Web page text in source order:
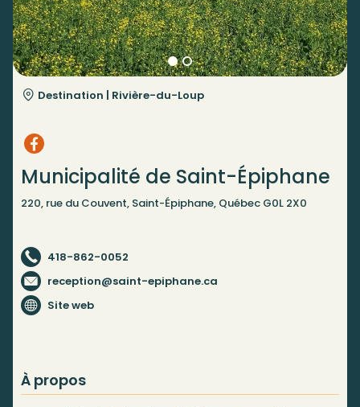
Destination | Rivière-du-Loup
Municipalité de Saint-Épiphane
220, rue du Couvent, Saint-Épiphane, Québec G0L 2X0
418-862-0052
reception@saint-epiphane.ca
Site web
À propos